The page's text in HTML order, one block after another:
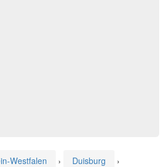
Westfalen › Duisburg
›